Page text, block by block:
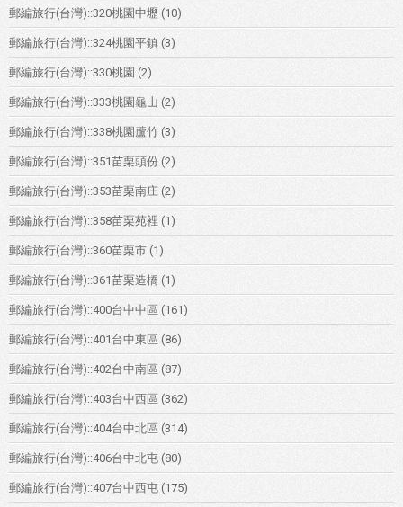
郵編旅行(台灣)::320桃園中壢 (10)
郵編旅行(台灣)::324桃園平鎮 (3)
郵編旅行(台灣)::330桃園 (2)
郵編旅行(台灣)::333桃園龜山 (2)
郵編旅行(台灣)::338桃園蘆竹 (3)
郵編旅行(台灣)::351苗栗頭份 (2)
郵編旅行(台灣)::353苗栗南庄 (2)
郵編旅行(台灣)::358苗栗苑裡 (1)
郵編旅行(台灣)::360苗栗市 (1)
郵編旅行(台灣)::361苗栗造橋 (1)
郵編旅行(台灣)::400台中中區 (161)
郵編旅行(台灣)::401台中東區 (86)
郵編旅行(台灣)::402台中南區 (87)
郵編旅行(台灣)::403台中西區 (362)
郵編旅行(台灣)::404台中北區 (314)
郵編旅行(台灣)::406台中北屯 (80)
郵編旅行(台灣)::407台中西屯 (175)